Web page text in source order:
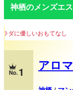
神栖のメンズエ
しいおもてなし
1 アロ